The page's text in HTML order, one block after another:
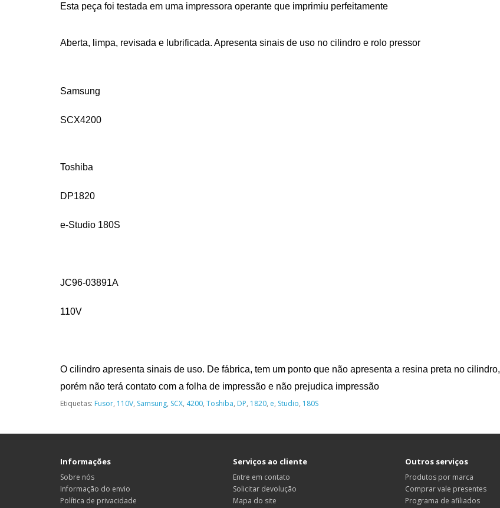
Esta peça foi testada em uma impressora operante que imprimiu perfeitamente
Aberta, limpa, revisada e lubrificada. Apresenta sinais de uso no cilindro e rolo pressor
Samsung
SCX4200
Toshiba
DP1820
e-Studio 180S
JC96-03891A
110V
O cilindro apresenta sinais de uso. De fábrica, tem um ponto que não apresenta a resina preta no cilindro,
porém não terá contato com a folha de impressão e não prejudica impressão
Etiquetas: Fusor, 110V, Samsung, SCX, 4200, Toshiba, DP, 1820, e, Studio, 180S
Informações
Sobre nós
Informação do envio
Política de privacidade
Serviços ao cliente
Entre em contato
Solicitar devolução
Mapa do site
Outros serviços
Produtos por marca
Comprar vale presentes
Programa de afiliados